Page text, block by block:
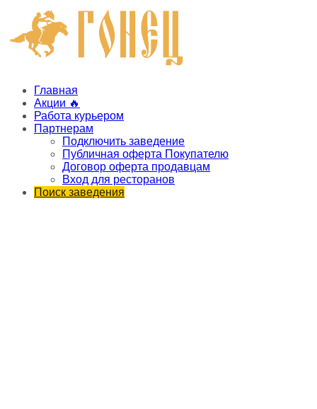
Главная
Акции 🔥
Работа курьером
Партнерам
Подключить заведение
Публичная оферта Покупателю
Договор оферта продавцам
Вход для ресторанов
Поиск заведения